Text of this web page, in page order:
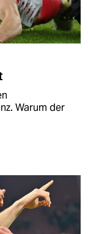
Warum der